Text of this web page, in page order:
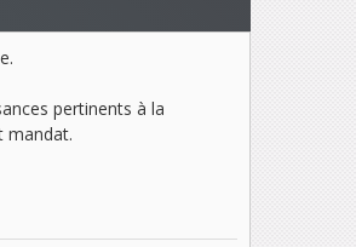
pertinents à la
mandat.